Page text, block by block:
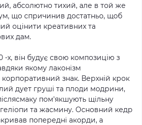
абсолютно тихий, але в той же
що спричинив достатньо, щоб
оцінити креативних та
дам.
-х, він будує свою композицію з
якому лаконізм
знак. Верхній крок
дует груші та плоди модрини,
пом'якшують щільну
та жасмину. Основний кедр
попередні акорди, а